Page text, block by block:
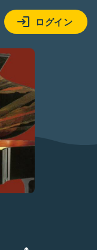
ログイン